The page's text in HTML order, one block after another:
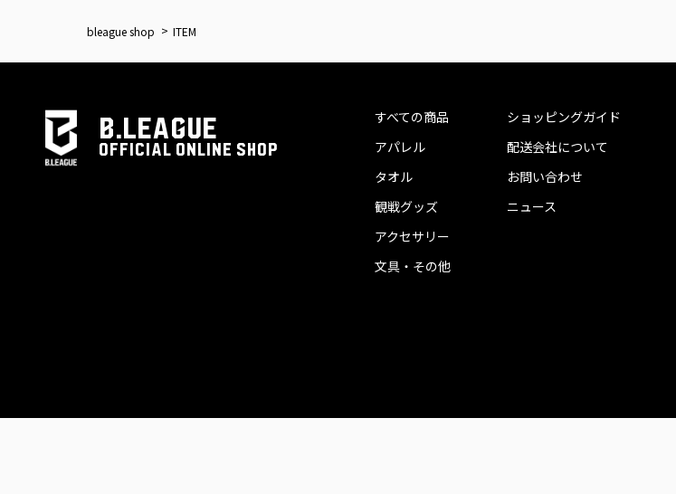
bleague shop ITEM
B.LEAGUE
OFFICIAL ONLINE SHOP
すべての商品
アパレル
タオル
観戦グッズ
アクセサリー
文具・その他
ショッピングガイド
配送会社について
お問い合わせ
ニュース